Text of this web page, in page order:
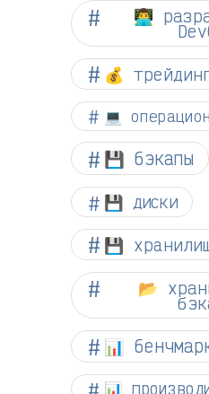
👨‍💻
💰
💻
💾 бэкапы
💾 диски
💾
📂
📊
📊